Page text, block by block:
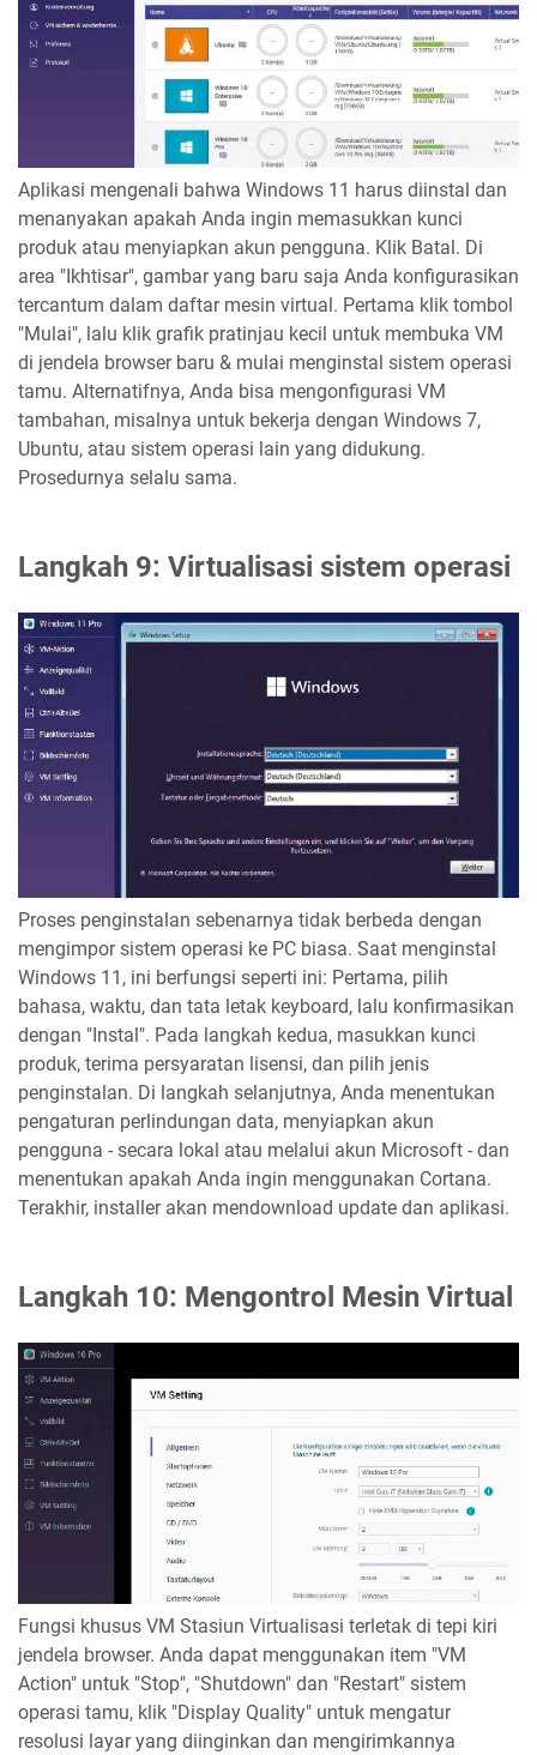
Aplikasi mengenali bahwa Windows 11 harus diinstal dan
menanyakan apakah Anda ingin memasukkan kunci
produk atau menyiapkan akun pengguna. Klik Batal. Di
area "Ikhtisar", gambar yang baru saja Anda konfigurasikan
tercantum dalam daftar mesin virtual. Pertama klik tombol
"Mulai", lalu klik grafik pratinjau kecil untuk membuka VM
di jendela browser baru & mulai menginstal sistem operasi
tamu. Alternatifnya, Anda bisa mengonfigurasi VM
tambahan, misalnya untuk bekerja dengan Windows 7,
Ubuntu, atau sistem operasi lain yang didukung.
Prosedurnya selalu sama.
Langkah 9: Virtualisasi sistem operasi
Proses penginstalan sebenarnya tidak berbeda dengan
mengimpor sistem operasi ke PC biasa. Saat menginstal
Windows 11, ini berfungsi seperti ini: Pertama, pilih
bahasa, waktu, dan tata letak keyboard, lalu konfirmasikan
dengan "Instal". Pada langkah kedua, masukkan kunci
produk, terima persyaratan lisensi, dan pilih jenis
penginstalan. Di langkah selanjutnya, Anda menentukan
pengaturan perlindungan data, menyiapkan akun
pengguna - secara lokal atau melalui akun Microsoft - dan
menentukan apakah Anda ingin menggunakan Cortana.
Terakhir, installer akan mendownload update dan aplikasi.
Langkah 10: Mengontrol Mesin Virtual
Fungsi khusus VM Stasiun Virtualisasi terletak di tepi kiri
jendela browser. Anda dapat menggunakan item "VM
Action" untuk "Stop", "Shutdown" dan "Restart" sistem
operasi tamu, klik "Display Quality" untuk mengatur
resolusi layar yang diinginkan dan mengirimkannya